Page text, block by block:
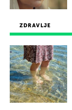
ZDRAVLJE